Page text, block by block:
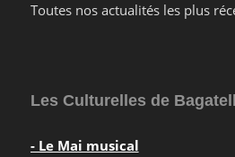
Toutes nos actualités les plus
Les Culturelles de
- Le Mai musical